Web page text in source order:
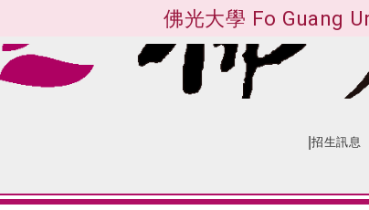
佛光大學 Fo Guang
|招生訊息